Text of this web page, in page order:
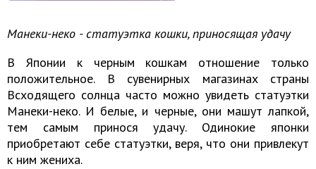
Манеки-неко - статуэтка кошки, приносящая удачу
В Японии к черным кошкам отношение только
положительное. В сувенирных магазинах страны
Всходящего солнца часто можно увидеть статуэтки
Манеки-неко. И белые, и черные, они машут лапкой,
тем самым принося удачу. Одинокие японки
приобретают себе статуэтки, веря, что они привлекут
к ним жениха.